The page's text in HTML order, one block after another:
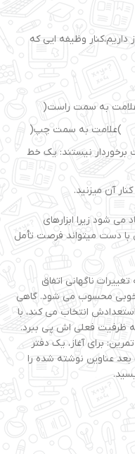
وظیفه ایی که
به سمت راست(
> )علامت به سمت چپ(
برخوردار نیستند: یک خط
آن میزنید.
می شود زیرا ابزارهای
دست میتواند فرصت تأمل
ناگهانی اتفاق
درصد، پیشرفت خوبی محسوب می شود. گاهی
انتخاب می کند، با
ظرفیت فعلی اش پی ببرد.
برای آغاز، یک دفتر
بعد عناوین نوشته شده را